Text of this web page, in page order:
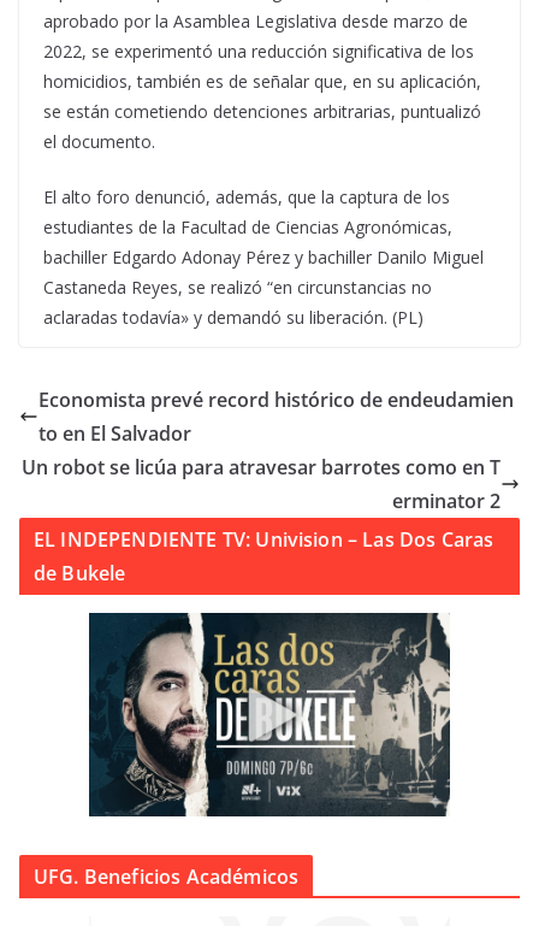
aprobado por la Asamblea Legislativa desde marzo de
2022, se experimentó una reducción significativa de los
homicidios, también es de señalar que, en su aplicación,
se están cometiendo detenciones arbitrarias, puntualizó
el documento.
El alto foro denunció, además, que la captura de los
estudiantes de la Facultad de Ciencias Agronómicas,
bachiller Edgardo Adonay Pérez y bachiller Danilo Miguel
Castaneda Reyes, se realizó “en circunstancias no
aclaradas todavía» y demandó su liberación. (PL)
Economista prevé record histórico de endeudamien
to en El Salvador
Un robot se licúa para atravesar barrotes como en T
erminator 2
EL INDEPENDIENTE TV: Univision – Las Dos Caras
de Bukele
UFG. Beneficios Académicos